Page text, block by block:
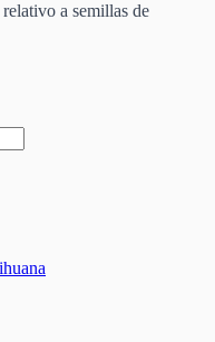
a semillas de